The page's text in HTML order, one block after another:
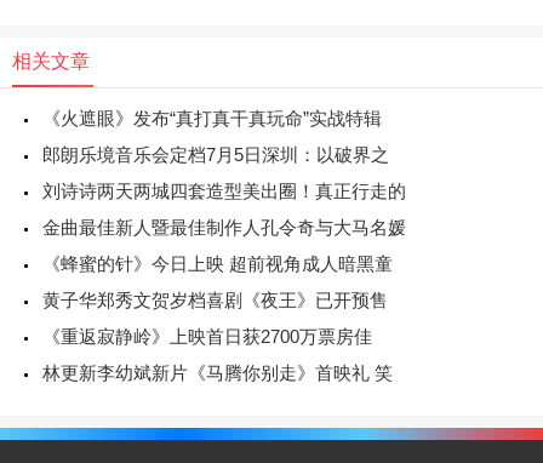
相关文章
《火遮眼》发布“真打真干真玩命”实战特辑
郎朗乐境音乐会定档7月5日深圳：以破界之
刘诗诗两天两城四套造型美出圈！真正行走的
金曲最佳新人暨最佳制作人孔令奇与大马名媛
《蜂蜜的针》今日上映 超前视角成人暗黑童
黄子华郑秀文贺岁档喜剧《夜王》已开预售
《重返寂静岭》上映首日获2700万票房佳
林更新李幼斌新片《马腾你别走》首映礼 笑